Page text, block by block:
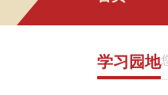
学习园地